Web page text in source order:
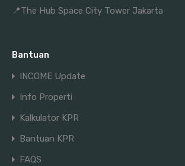
📍The Hub Space City Tower Jakarta
Bantuan
INCOME Update
Info Properti
Kalkulator KPR
Bantuan KPR
FAQS